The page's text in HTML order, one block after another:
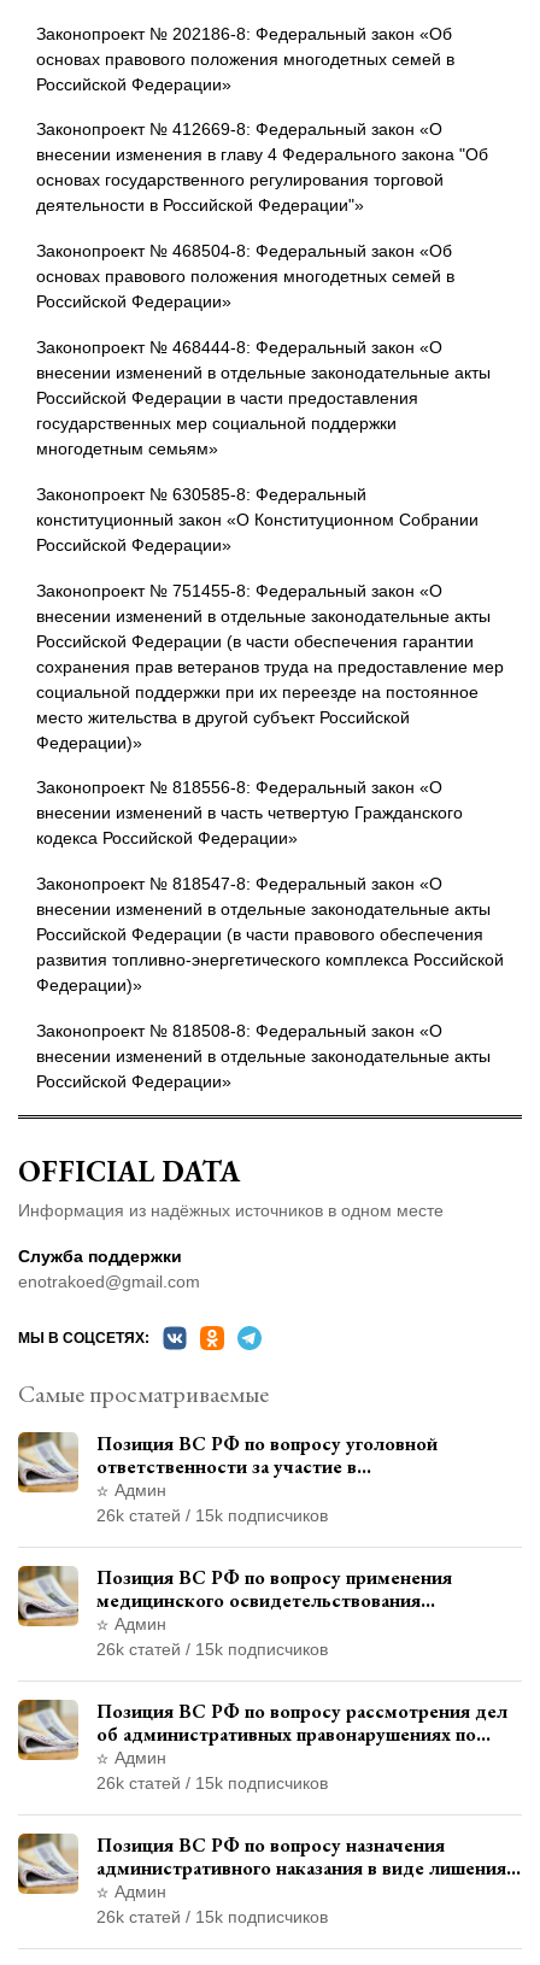
Законопроект № 202186-8: Федеральный закон «Об
основах правового положения многодетных семей в
Российской Федерации»
Законопроект № 412669-8: Федеральный закон «О
внесении изменения в главу 4 Федерального закона "Об
основах государственного регулирования торговой
деятельности в Российской Федерации"»
Законопроект № 468504-8: Федеральный закон «Об
основах правового положения многодетных семей в
Российской Федерации»
Законопроект № 468444-8: Федеральный закон «О
внесении изменений в отдельные законодательные акты
Российской Федерации в части предоставления
государственных мер социальной поддержки
многодетным семьям»
Законопроект № 630585-8: Федеральный
конституционный закон «О Конституционном Собрании
Российской Федерации»
Законопроект № 751455-8: Федеральный закон «О
внесении изменений в отдельные законодательные акты
Российской Федерации (в части обеспечения гарантии
сохранения прав ветеранов труда на предоставление мер
социальной поддержки при их переезде на постоянное
место жительства в другой субъект Российской
Федерации)»
Законопроект № 818556-8: Федеральный закон «О
внесении изменений в часть четвертую Гражданского
кодекса Российской Федерации»
Законопроект № 818547-8: Федеральный закон «О
внесении изменений в отдельные законодательные акты
Российской Федерации (в части правового обеспечения
развития топливно-энергетического комплекса Российской
Федерации)»
Законопроект № 818508-8: Федеральный закон «О
внесении изменений в отдельные законодательные акты
Российской Федерации»
OFFICIAL DATA
Информация из надёжных источников в одном месте
Служба поддержки
enotrakoed@gmail.com
МЫ В СОЦСЕТЯХ:
Самые просматриваемые
Позиция ВС РФ по вопросу уголовной
ответственности за участие в
террористической организации до
официального признания
Админ
26k статей / 15k подписчиков
Позиция ВС РФ по вопросу применения
медицинского освидетельствования
военнослужащих при увольнении с военной
службы
Админ
26k статей / 15k подписчиков
Позиция ВС РФ по вопросу рассмотрения дел
об административных правонарушениях по
месту жительства и сроков давности
привлечения к ответственности
Админ
26k статей / 15k подписчиков
Позиция ВС РФ по вопросу назначения
административного наказания в виде лишения
права управления транспортными средствами
Админ
26k статей / 15k подписчиков